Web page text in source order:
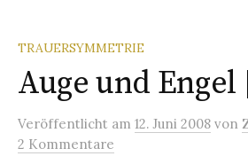
TRAUERSYMMETRIE
Auge und Engel
Veröffentlicht am 12. Juni 2008 von
2 Kommentare